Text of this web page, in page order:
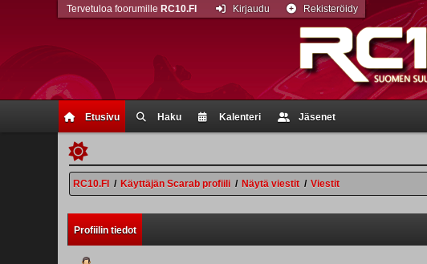
Etusivu Haku Kalenteri Jäsenet
Tervetuloa foorumille RC10.FI Kirjaudu Rekisteröidy
RC10.FI / Käyttäjän Scarab profiili / Näytä viestit / Viestit
Profiilin tiedot